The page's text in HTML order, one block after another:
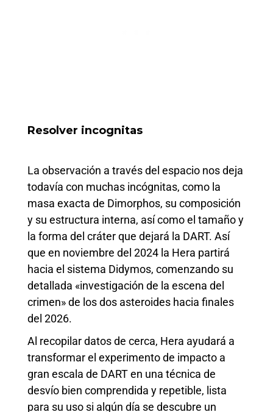
Resolver incognitas
La observación a través del espacio nos deja
todavía con muchas incógnitas, como la
masa exacta de Dimorphos, su composición
y su estructura interna, así como el tamaño y
la forma del cráter que dejará la DART. Así
que en noviembre del 2024 la Hera partirá
hacia el sistema Didymos, comenzando su
detallada «investigación de la escena del
crimen» de los dos asteroides hacia finales
del 2026.
Al recopilar datos de cerca, Hera ayudará a
transformar el experimento de impacto a
gran escala de DART en una técnica de
desvío bien comprendida y repetible, lista
para su uso si algún día se descubre un